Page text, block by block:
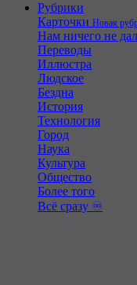
Рубрики
Карточки Новая
Нам ничего не
Переводы
Иллюстра
Людское
Бездна
История
Технология
Город
Наука
Культура
Общество
Более того
Всё сразу ♾️